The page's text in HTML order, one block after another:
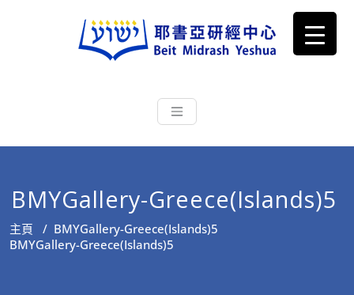
耶書亞研經中心
根源明白聖經，成為更好的門徒
BMYGallery-Greece(Islands)5
主頁 / BMYGallery-Greece(Islands)5
BMYGallery-Greece(Islands)5